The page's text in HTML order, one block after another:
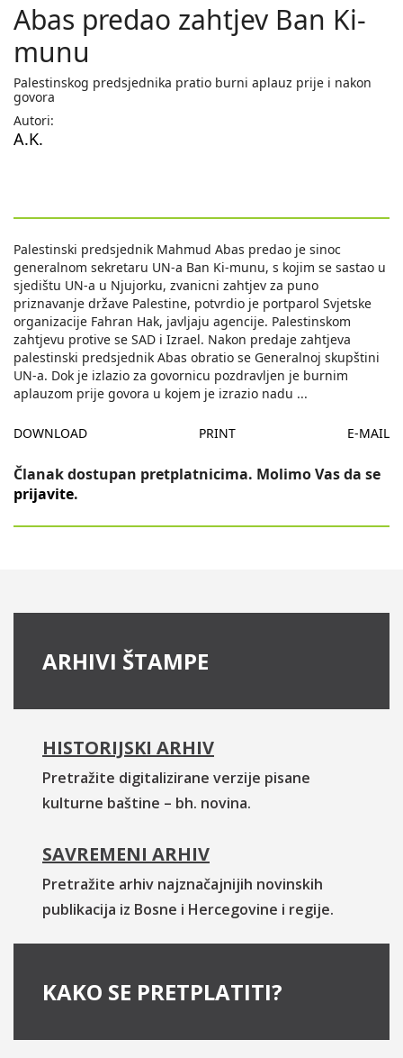
Abas predao zahtjev Ban Ki-
munu
Palestinskog predsjednika pratio burni aplauz prije i nakon
govora
Autori:
A.K.
Palestinski predsjednik Mahmud Abas predao je sinoc
generalnom sekretaru UN-a Ban Ki-munu, s kojim se sastao u
sjedištu UN-a u Njujorku, zvanicni zahtjev za puno
priznavanje države Palestine, potvrdio je portparol Svjetske
organizacije Fahran Hak, javljaju agencije. Palestinskom
zahtjevu protive se SAD i Izrael. Nakon predaje zahtjeva
palestinski predsjednik Abas obratio se Generalnoj skupštini
UN-a. Dok je izlazio za govornicu pozdravljen je burnim
aplauzom prije govora u kojem je izrazio nadu ...
DOWNLOAD PRINT E-MAIL
Članak dostupan pretplatnicima. Molimo Vas da se
prijavite.
ARHIVI ŠTAMPE
HISTORIJSKI ARHIV
Pretražite digitalizirane verzije pisane
kulturne baštine – bh. novina.
SAVREMENI ARHIV
Pretražite arhiv najznačajnijih novinskih
publikacija iz Bosne i Hercegovine i regije.
KAKO SE PRETPLATITI?